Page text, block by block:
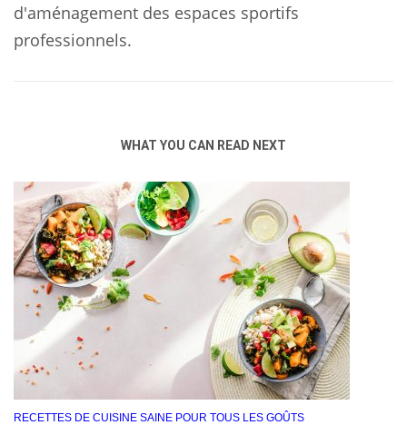
d'aménagement des espaces sportifs
professionnels.
WHAT YOU CAN READ NEXT
RECETTES DE CUISINE SAINE POUR TOUS LES GOÛTS